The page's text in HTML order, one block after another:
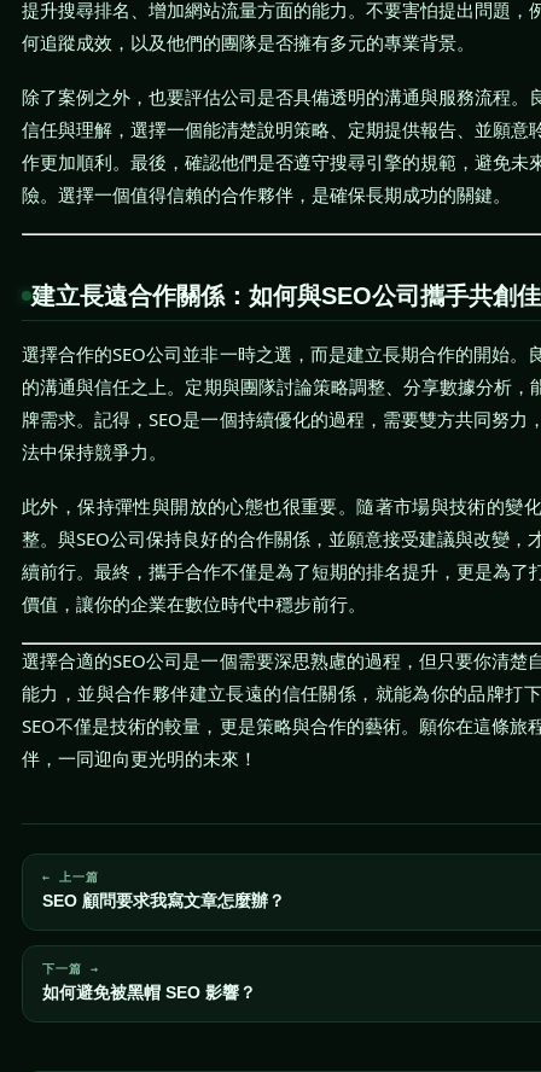
提升搜尋排名、增加網站流量方面的能力。不要害怕提出問題，
何追蹤成效，以及他們的團隊是否擁有多元的專業背景。
除了案例之外，也要評估公司是否具備透明的溝通與服務流程。
信任與理解，選擇一個能清楚說明策略、定期提供報告、並願意
作更加順利。最後，確認他們是否遵守搜尋引擎的規範，避免未
險。選擇一個值得信賴的合作夥伴，是確保長期成功的關鍵。
建立長遠合作關係：如何與SEO公司攜手共創
選擇合作的SEO公司並非一時之選，而是建立長期合作的開始。
的溝通與信任之上。定期與團隊討論策略調整、分享數據分析，
牌需求。記得，SEO是一個持續優化的過程，需要雙方共同努力
法中保持競爭力。
此外，保持彈性與開放的心態也很重要。隨著市場與技術的變
整。與SEO公司保持良好的合作關係，並願意接受建議與改變，
續前行。最終，攜手合作不僅是為了短期的排名提升，更是為了
價值，讓你的企業在數位時代中穩步前行。
選擇合適的SEO公司是一個需要深思熟慮的過程，但只要你清楚
能力，並與合作夥伴建立長遠的信任關係，就能為你的品牌打
SEO不僅是技術的較量，更是策略與合作的藝術。願你在這條旅
伴，一同迎向更光明的未來！
← 上一篇
SEO 顧問要求我寫文章怎麼辦？
下一篇 →
如何避免被黑帽 SEO 影響？